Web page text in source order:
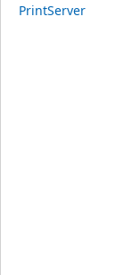
PrintServer